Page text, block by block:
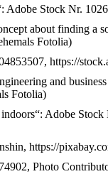
Adobe Stock Nr.
about finding a
Fotolia)
https://
and
Fotolia)
Adobe
https://
Photo